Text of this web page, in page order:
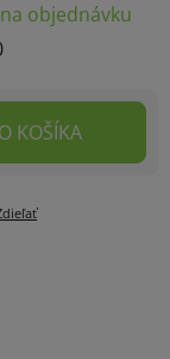
objednávku
KOŠÍKA